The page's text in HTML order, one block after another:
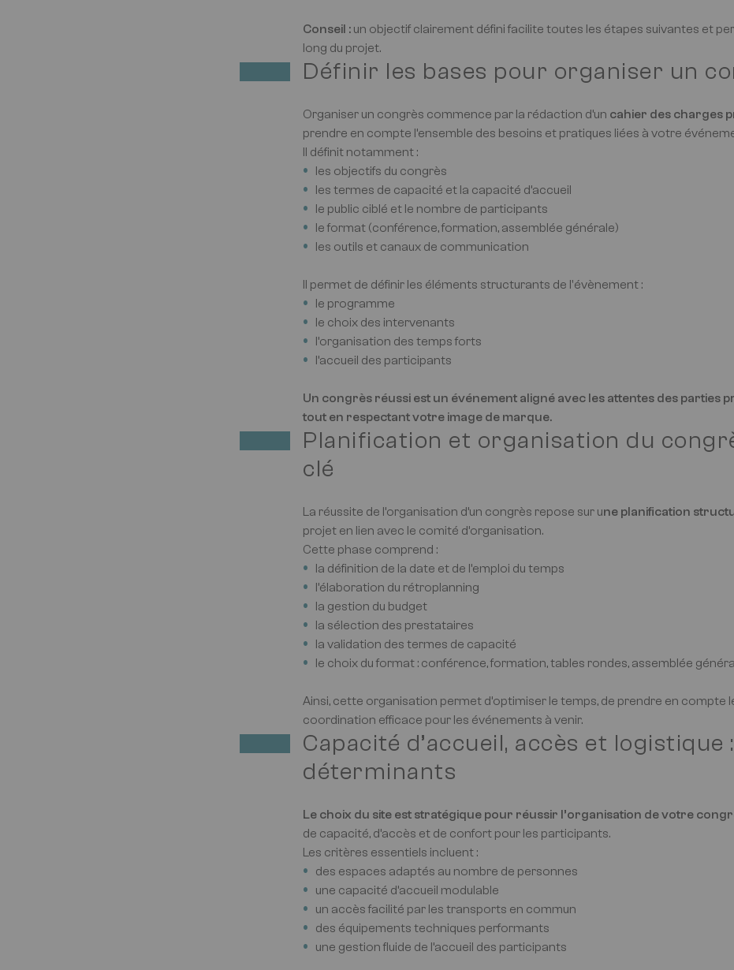
Conseil : un objectif clairement défini facilite toutes les étapes suivantes et
long du projet.
Définir les bases pour organiser un
Organiser un congrès commence par la rédaction d’un cahier des charges
prendre en compte l’ensemble des besoins et pratiques liées à votre
Il définit notamment :
les objectifs du congrès
les termes de capacité et la capacité d’accueil
le public ciblé et le nombre de participants
le format (conférence, formation, assemblée générale)
les outils et canaux de communication
Il permet de définir les éléments structurants de l'évènement :
le programme
le choix des intervenants
l’organisation des temps forts
l’accueil des participants
Un congrès réussi est un événement aligné avec les attentes des parties
tout en respectant votre image de marque.
Planification et organisation du
clé
La réussite de l’organisation d’un congrès repose sur une planification
projet en lien avec le comité d’organisation.
Cette phase comprend :
la définition de la date et de l’emploi du temps
l’élaboration du rétroplanning
la gestion du budget
la sélection des prestataires
la validation des termes de capacité
le choix du format : conférence, formation, tables rondes, assemblée
Ainsi, cette organisation permet d’optimiser le temps, de prendre en compte
coordination efficace pour les événements à venir.
Capacité d’accueil, accès et
déterminants
Le choix du site est stratégique pour réussir l’organisation de votre
de capacité, d’accès et de confort pour les participants.
Les critères essentiels incluent :
des espaces adaptés au nombre de personnes
une capacité d’accueil modulable
un accès facilité par les transports en commun
des équipements techniques performants
une gestion fluide de l’accueil des participants